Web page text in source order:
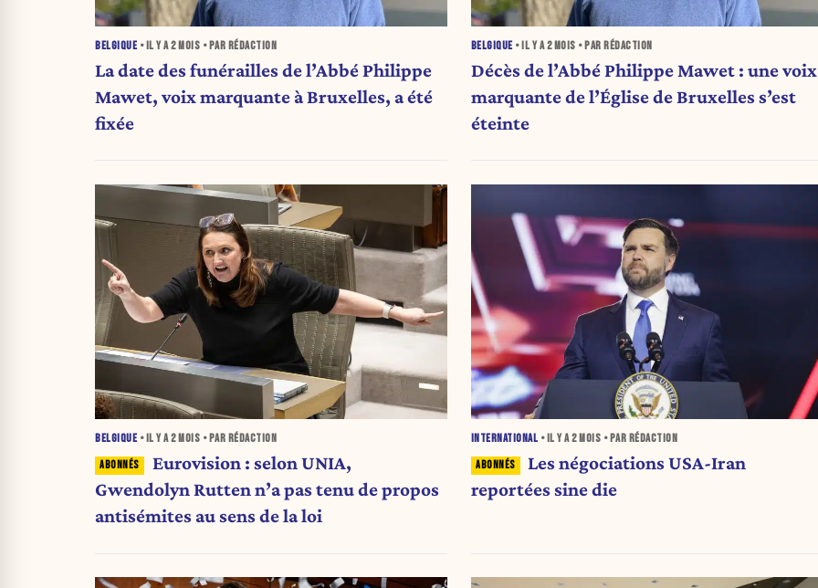
BELGIQUE • IL Y A2 MOIS • PAR RÉDACTION
La date des funérailles de l’Abbé Philippe
Mawet, voix marquante à Bruxelles, a été
fixée
BELGIQUE • IL Y A2 MOIS • PAR RÉDACTION
Décès de l’Abbé Philippe Mawet : une voix
marquante de l’Église de Bruxelles s’est
éteinte
BELGIQUE • IL Y A2 MOIS • PAR RÉDACTION
Eurovision : selon UNIA,
Gwendolyn Rutten n’a pas tenu de propos
antisémites au sens de la loi
INTERNATIONAL • IL Y A2 MOIS • PAR RÉDACTION
Les négociations USA-Iran
reportées sine die